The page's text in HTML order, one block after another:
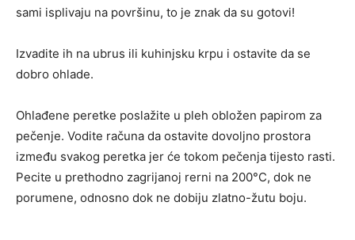
sami isplivaju na površinu, to je znak da su gotovi!
Izvadite ih na ubrus ili kuhinjsku krpu i ostavite da se
dobro ohlade.
Ohlađene peretke poslažite u pleh obložen papirom za
pečenje. Vodite računa da ostavite dovoljno prostora
između svakog peretka jer će tokom pečenja tijesto rasti.
Pecite u prethodno zagrijanoj rerni na 200°C, dok ne
porumene, odnosno dok ne dobiju zlatno-žutu boju.